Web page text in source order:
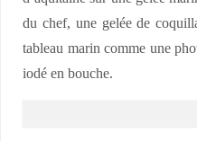
du chef, une gelée de
tableau marin comme une
iodé en bouche.